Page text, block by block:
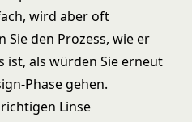
wird aber oft
Sie den Prozess, wie er
ist, als würden Sie erneut
Phase gehen.
Linse